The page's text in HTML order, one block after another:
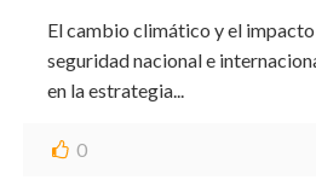
El cambio climático y el impacto
seguridad nacional e
en la estrategia...
0